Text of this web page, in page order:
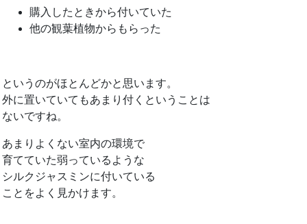
購入したときから付いていた
他の観葉植物からもらった
というのがほとんどかと思います。
外に置いていてもあまり付くということは
ないですね。
あまりよくない室内の環境で
育てていた弱っているような
シルクジャスミンに付いている
ことをよく見かけます。